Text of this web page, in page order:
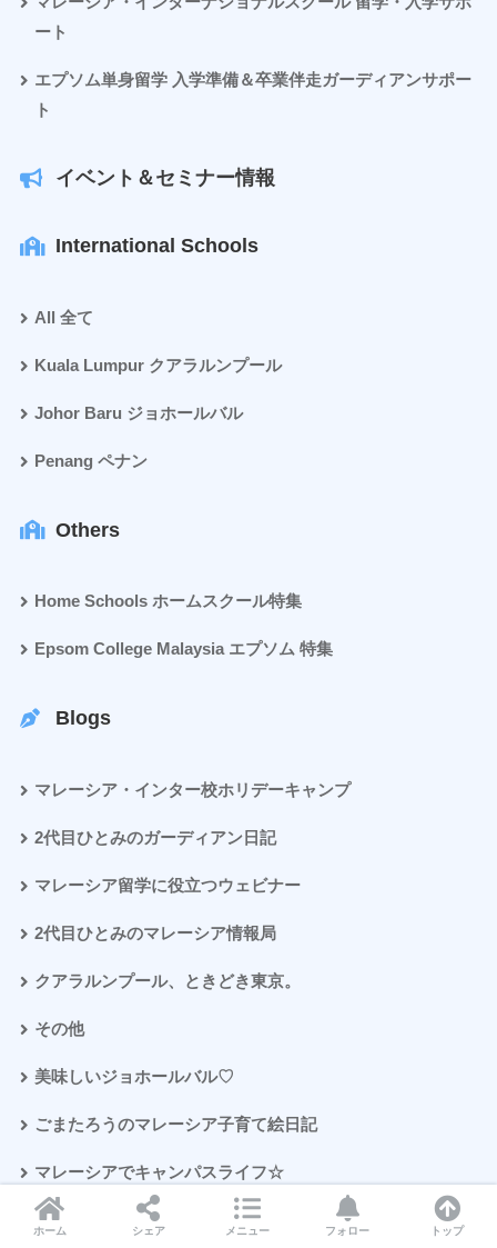
ート
エプソム単身留学 入学準備＆卒業伴走ガーディアンサポー
ト
イベント＆セミナー情報
International Schools
All 全て
Kuala Lumpur クアラルンプール
Johor Baru ジョホールバル
Penang ペナン
Others
Home Schools ホームスクール特集
Epsom College Malaysia エプソム 特集
Blogs
マレーシア・インター校ホリデーキャンプ
2代目ひとみのガーディアン日記
マレーシア留学に役立つウェビナー
2代目ひとみのマレーシア情報局
クアラルンプール、ときどき東京。
その他
美味しいジョホールバル♡
ごまたろうのマレーシア子育て絵日記
マレーシアでキャンパスライフ☆
はりきりママのはりきり毎日。
ホーム シェア メニュー フォロー トップ